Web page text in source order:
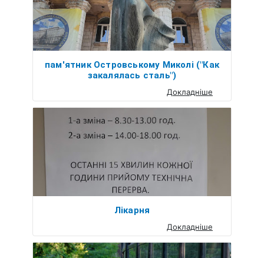
пам'ятник Островському Миколі ("Как
закалялась сталь")
Докладніше
Лікарня
Докладніше